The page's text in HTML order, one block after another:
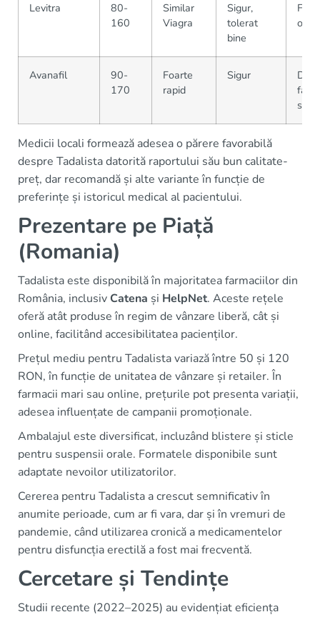
Levitra
80-
160
Similar
Viagra
Sigur,
tolerat
bine
Avanafil
90-
170
Foarte
rapid
Sigur
Medicii locali formează adesea o părere favorabilă
despre Tadalista datorită raportului său bun calitate-
preț, dar recomandă și alte variante în funcție de
preferințe și istoricul medical al pacientului.
Prezentare pe Piață
(Romania)
Tadalista este disponibilă în majoritatea farmaciilor din
România, inclusiv Catena și HelpNet. Aceste rețele
oferă atât produse în regim de vânzare liberă, cât și
online, facilitând accesibilitatea pacienților.
Prețul mediu pentru Tadalista variază între 50 și 120
RON, în funcție de unitatea de vânzare și retailer. În
farmacii mari sau online, prețurile pot presenta variații,
adesea influențate de campanii promoționale.
Ambalajul este diversificat, incluzând blistere și sticle
pentru suspensii orale. Formatele disponibile sunt
adaptate nevoilor utilizatorilor.
Cererea pentru Tadalista a crescut semnificativ în
anumite perioade, cum ar fi vara, dar și în vremuri de
pandemie, când utilizarea cronică a medicamentelor
pentru disfuncția erectilă a fost mai frecventă.
Cercetare și Tendințe
Studii recente (2022–2025) au evidențiat eficiența